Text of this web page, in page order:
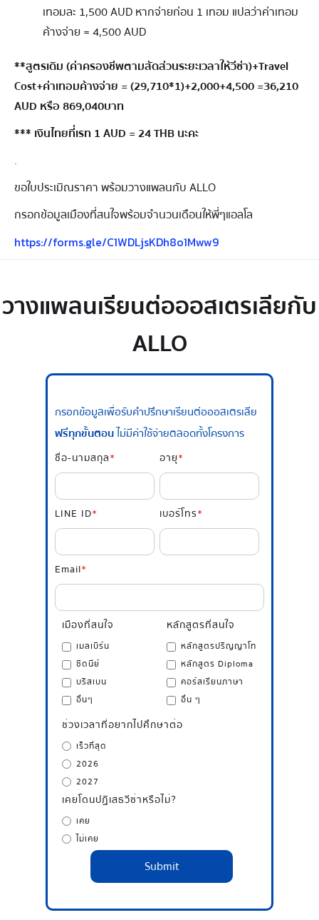
เทอมละ 1,500 AUD หากจ่ายก่อน 1 เทอม แปลว่าค่าเทอม
ค้างจ่าย = 4,500 AUD
**สูตรเดิม (ค่าครองชีพตามสัดส่วนระยะเวลาให้วีซ่า)+Travel
Cost+ค่าเทอมค้างจ่าย = (29,710*1)+2,000+4,500 =36,210
AUD หรือ 869,040บาท
*** เงินไทยที่เรท 1 AUD = 24 THB นะคะ
.
ขอใบประเมิณราคา พร้อมวางแพลนกับ ALLO
กรอกข้อมูลเมืองที่สนใจพร้อมจำนวนเดือนให้พี่ๆแอลโล
https://forms.gle/C1WDLjsKDh8o1Mww9
วางแพลนเรียนต่อออสเตรเลียกับ
ALLO
กรอกข้อมูลเพื่อรับคำปรึกษาเรียนต่อออสเตรเลีย
ฟรีทุกขั้นตอนไม่มีค่าใช้จ่ายตลอดทั้งโครงการ
ชื่อ-นามสกุล* อายุ*
LINE ID* เบอร์โทร*
Email*
เมืองที่สนใจ
เมลเบิร์น
ซิดนีย์
บริสเบน
อื่นๆ
หลักสูตรที่สนใจ
หลักสูตรปริญญาโท
หลักสูตร Diploma
คอร์สเรียนภาษา
อื่น ๆ
ช่วงเวลาที่อยากไปศึกษาต่อ
เร็วที่สุด
2026
2027
เคยโดนปฏิเสธวีซ่าหรือไม่?
เคย
ไม่เคย